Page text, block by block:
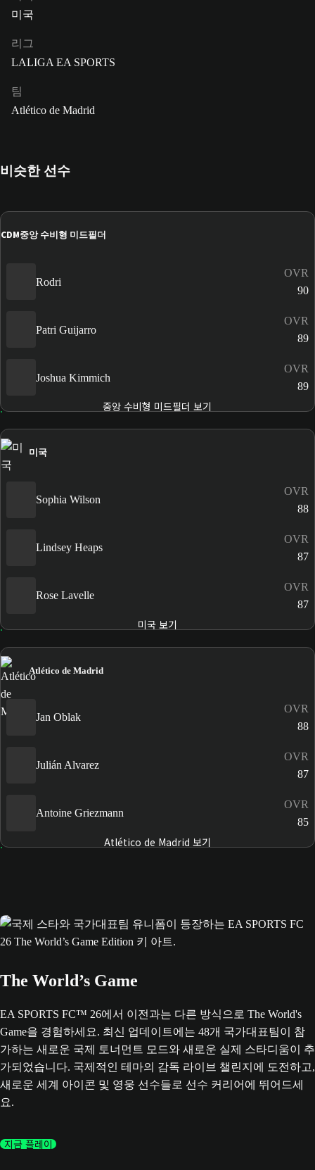
미국
리그
LALIGA EA SPORTS
팀
Atlético de Madrid
비슷한 선수
CDM중앙 수비형 미드필더
Rodri
OVR
90
Patri Guijarro
OVR
89
Joshua Kimmich
OVR
89
중앙 수비형 미드필더 보기
미국
Sophia Wilson
OVR
88
Lindsey Heaps
OVR
87
Rose Lavelle
OVR
87
미국 보기
Atlético de Madrid
Jan Oblak
OVR
88
Julián Alvarez
OVR
87
Antoine Griezmann
OVR
85
Atlético de Madrid 보기
The World’s Game
EA SPORTS FC™ 26에서 이전과는 다른 방식으로 The World's
Game을 경험하세요. 최신 업데이트에는 48개 국가대표팀이 참
가하는 새로운 국제 토너먼트 모드와 새로운 실제 스타디움이 추
가되었습니다. 국제적인 테마의 감독 라이브 챌린지에 도전하고,
새로운 세계 아이콘 및 영웅 선수들로 선수 커리어에 뛰어드세
요.
지금 플레이